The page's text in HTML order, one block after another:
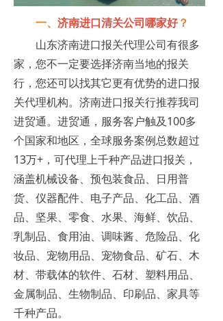
一、 济南进口清关公司哪家好？
山东济南进口报关代理公司有很多
家，您不一定要选择济南当地的报关
行，您还可以找其它更有优势的进口报
关代理机构。济南进口报关行推荐我司
进贸通。进贸通，服务客户触及100多
个国家和地区，全球服务案例总数超过
13万+，可代理上千种产品进口报关，
涵盖机械设备、预包装食品、日用普
货、仪器配件、电子产品、化工品、酒
品、坚果、零食、水果、海鲜、饮品、
乳制品、食用油、调味酱、危险品、化
妆品、宠物用品、宠物食品、矿石、木
材、带载体的软件、石材、塑料用品、
金属制品、生物制品、印刷品、家具等
千种产品。